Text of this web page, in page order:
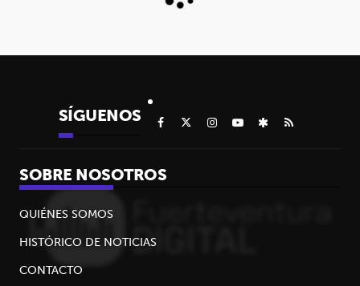
SÍGUENOS
SOBRE NOSOTROS
QUIÉNES SOMOS
HISTÓRICO DE NOTICIAS
CONTACTO